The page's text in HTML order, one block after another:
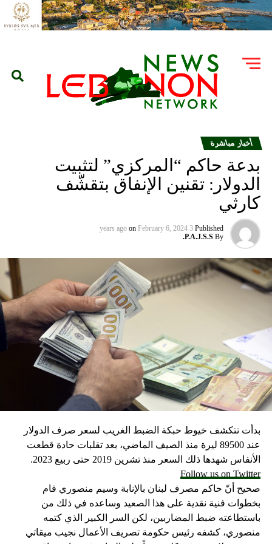
أخبار مباشرة
بدعة حاكم “المركزي” لتثبيت
الدولار: تقنين الإنفاق بتقشّف
كارثي
Published
3 years ago
on February 6, 2024
By
P.A.J.S.S.
بدأت تتكشف خيوط حبكة الضبط الغريب لسعر صرف الدولار
عند 89500 ليرة منذ الصيف الماضي، بعد تقلبات حادة قطعت
الأنفاس شهدها ذلك السعر منذ تشرين 2019 حتى ربيع 2023.
Follow us on Twitter
صحيح أنّ حاكم مصرف لبنان بالإنابة وسيم منصوري قام
بخطوات فنية نقدية على هذا الصعيد وساعده في ذلك من
باستطاعته ضبط المضاربين، لكن السر الكبير الذي كتمه
منصوري، كشفه رئيس حكومة تصريف الأعمال نجيب ميقاتي